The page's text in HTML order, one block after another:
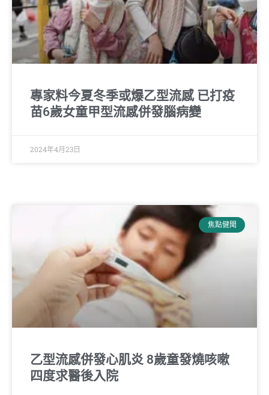
專家料今夏冬季或爆乙型流感 已打疫
苗6歲女童甲型流感併發腦病變
2024年4月23日
焦點健聞
乙型流感併發心肌炎 8歲童發燒咳嗽
四度求醫後入院